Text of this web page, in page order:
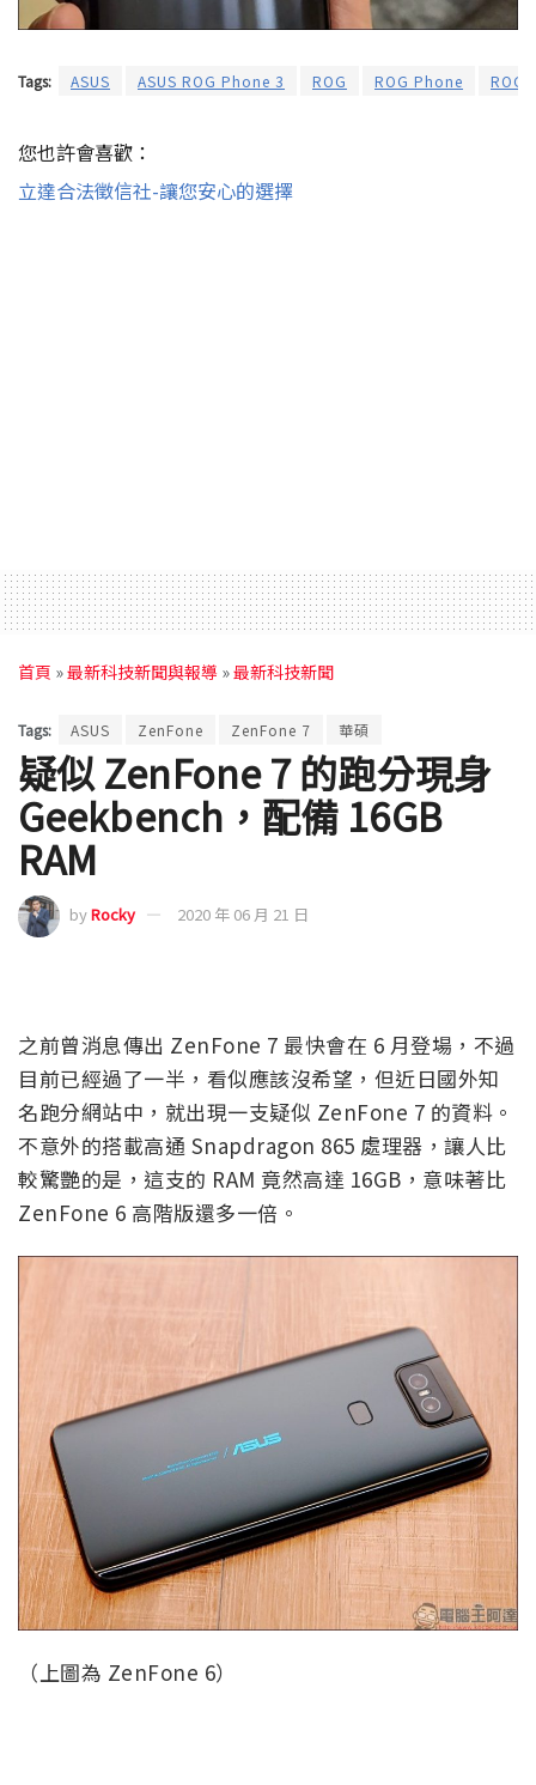
Tags: ASUS ASUS ROG Phone 3 ROG ROG Phone ROG
您也許會喜歡：
立達合法徵信社-讓您安心的選擇
首頁 »最新科技新聞與報導 »最新科技新聞
Tags: ASUS ZenFone ZenFone 7 華碩
疑似 ZenFone 7 的跑分現身
Geekbench，配備 16GB
RAM
byRocky 2020 年 06 月 21 日
之前曾消息傳出 ZenFone 7 最快會在 6 月登場，不過
目前已經過了一半，看似應該沒希望，但近日國外知
名跑分網站中，就出現一支疑似 ZenFone 7 的資料。
不意外的搭載高通 Snapdragon 865 處理器，讓人比
較驚艷的是，這支的 RAM 竟然高達 16GB，意味著比
ZenFone 6 高階版還多一倍。
（上圖為 ZenFone 6）